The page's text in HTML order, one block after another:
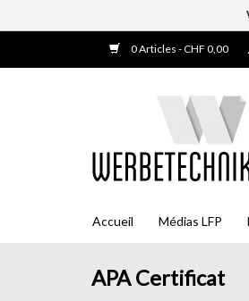
0 Articles - CHF 0,00
Accueil Médias LFP
APA Certificat